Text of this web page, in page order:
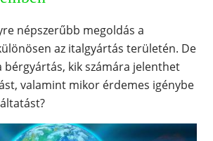
népszerűbb megoldás a
az italgyártás területén. De
bérgyártás, kik számára jelenthet
valamint mikor érdemes igénybe